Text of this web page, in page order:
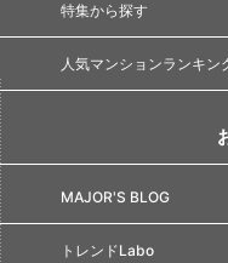
特集から探す
人気マンションランキン
MAJOR'S BLOG
トレンドLabo